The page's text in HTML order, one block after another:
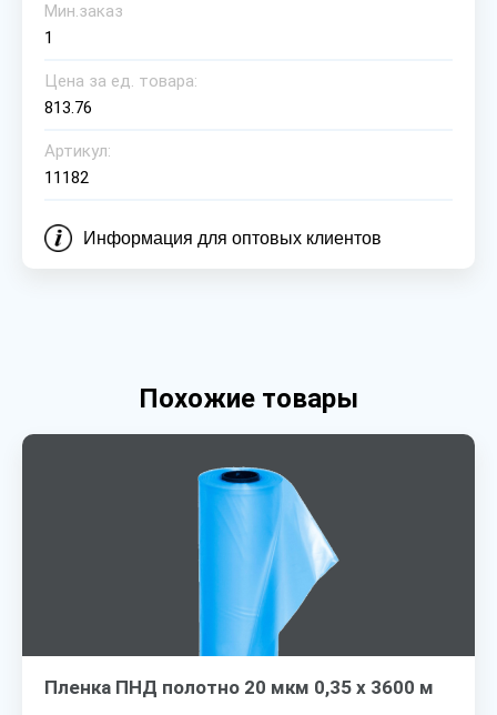
Мин.заказ
1
Цена за ед. товара:
813.76
Артикул:
11182
Информация для оптовых клиентов
Похожие товары
Пленка ПНД полотно 20 мкм 0,35 х 3600 м